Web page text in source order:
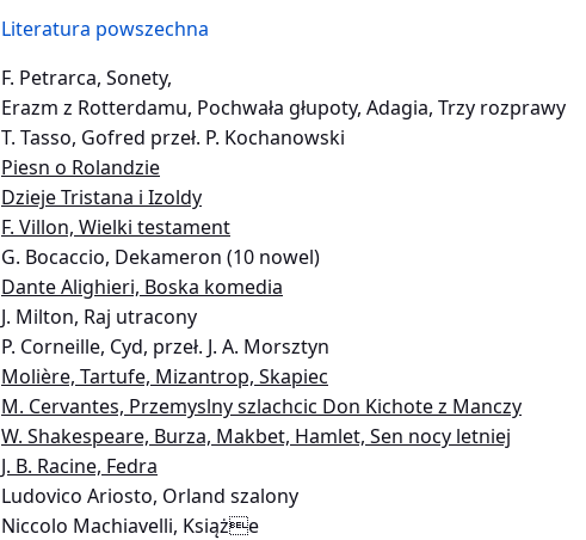
Literatura powszechna
F. Petrarca, Sonety,
Erazm z Rotterdamu, Pochwała głupoty, Adagia, Trzy rozprawy
T. Tasso, Gofred przeł. P. Kochanowski
Piesn o Rolandzie
Dzieje Tristana i Izoldy
F. Villon, Wielki testament
G. Bocaccio, Dekameron (10 nowel)
Dante Alighieri, Boska komedia
J. Milton, Raj utracony
P. Corneille, Cyd, przeł. J. A. Morsztyn
Molière, Tartufe, Mizantrop, Skapiec
M. Cervantes, Przemyslny szlachcic Don Kichote z Manczy
W. Shakespeare, Burza, Makbet, Hamlet, Sen nocy letniej
J. B. Racine, Fedra
Ludovico Ariosto, Orland szalony
Niccolo Machiavelli, Książe